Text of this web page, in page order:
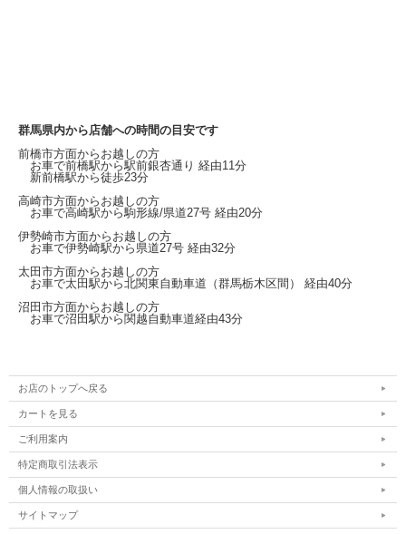
群馬県内から店舗への時間の目安です
前橋市方面からお越しの方
お車で前橋駅から駅前銀杏通り 経由11分
新前橋駅から徒歩23分
高崎市方面からお越しの方
お車で高崎駅から駒形線/県道27号 経由20分
伊勢崎市方面からお越しの方
お車で伊勢崎駅から 県道27号 経由32分
太田市方面からお越しの方
お車で太田駅から北関東自動車道（群馬栃木区間）
経由40分
沼田市方面からお越しの方
お車で沼田駅から関越自動車道経由43分
お店のトップへ戻る
カートを見る
ご利用案内
特定商取引法表示
個人情報の取扱い
サイトマップ